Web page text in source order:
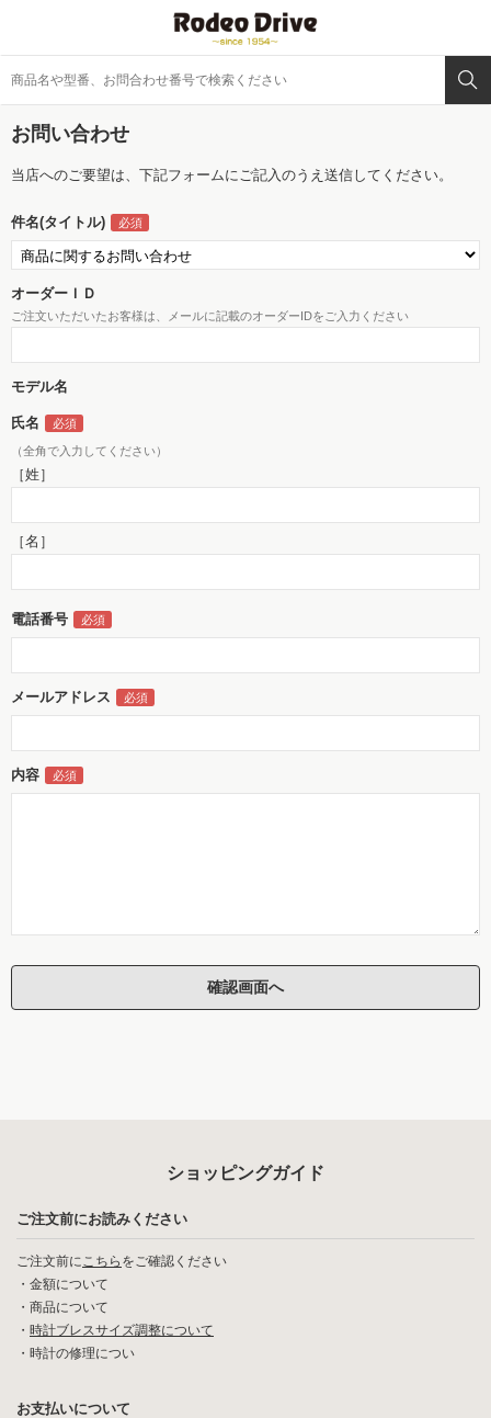
お問い合わせ
当店へのご要望は、下記フォームにご記入のうえ送信してください。
件名(タイトル)
オーダーＩＤ
ご注文いただいたお客様は、メールに記載のオーダーIDをご入力ください
モデル名
氏名
（全角で入力してください）
［姓］
［名］
電話番号
メールアドレス
内容
ショッピングガイド
ご注文前にお読みください
ご注文前にこちら をご確認ください
・ 金額について
・ 商品について
・ 時計ブレスサイズ調整について
・ 時計の修理につい
お支払いについて